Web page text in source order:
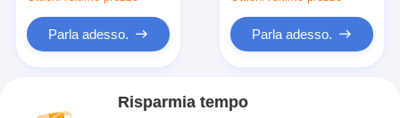
Parla adesso. Parla adesso.
Risparmia tempo